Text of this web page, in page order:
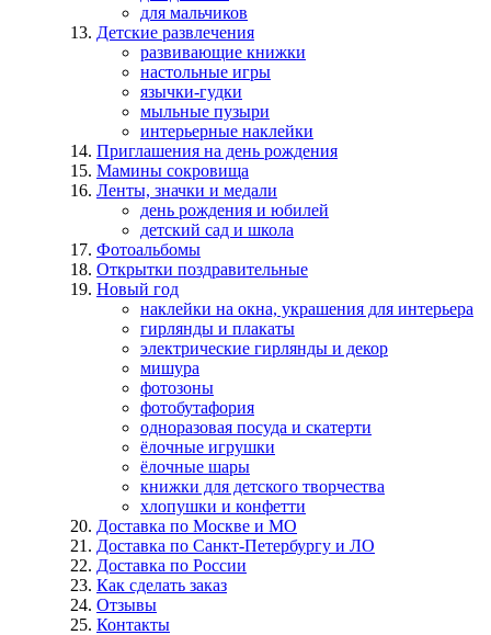
для мальчиков
Детские развлечения
развивающие книжки
настольные игры
язычки-гудки
мыльные пузыри
интерьерные наклейки
Приглашения на день рождения
Мамины сокровища
Ленты, значки и медали
день рождения и юбилей
детский сад и школа
Фотоальбомы
Открытки поздравительные
Новый год
наклейки на окна, украшения для интерьера
гирлянды и плакаты
электрические гирлянды и декор
мишура
фотозоны
фотобутафория
одноразовая посуда и скатерти
ёлочные игрушки
ёлочные шары
книжки для детского творчества
хлопушки и конфетти
Доставка по Москве и МО
Доставка по Санкт-Петербургу и ЛО
Доставка по России
Как сделать заказ
Отзывы
Контакты